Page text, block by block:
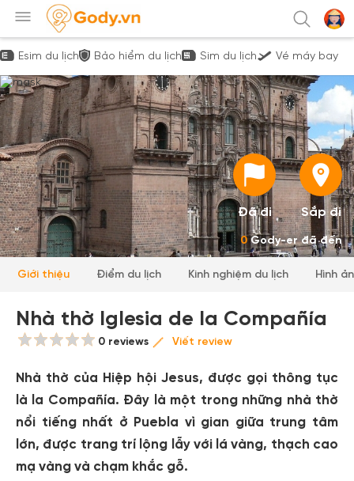
Esim du lịch Bảo hiểm du lịch Sim du lịch Vé máy bay
Đã đi Sắp đi
0 Gody-er đã đến
Giới thiệu Điểm du lịch Kinh nghiệm du lịch Hình
Nhà thờ Iglesia de la Compañía
0 reviews Viết review
Nhà thờ của Hiệp hội Jesus, được gọi thông tục
là la Compañía. Đây là một trong những nhà thờ
nổi tiếng nhất ở Puebla vì gian giữa trung tâm
lớn, được trang trí lộng lẫy với lá vàng, thạch cao
mạ vàng và chạm khắc gỗ.